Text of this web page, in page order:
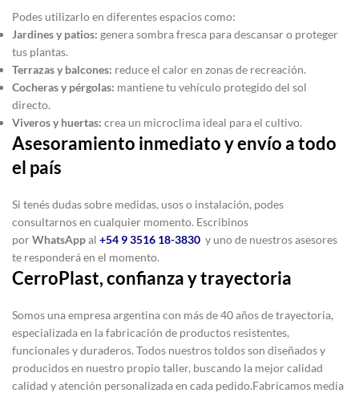
Podes utilizarlo en diferentes espacios como:
Jardines y patios: genera sombra fresca para descansar o proteger
tus plantas.
Terrazas y balcones: reduce el calor en zonas de recreación.
Cocheras y pérgolas: mantiene tu vehículo protegido del sol
directo.
Viveros y huertas: crea un microclima ideal para el cultivo.
Asesoramiento inmediato y envío a todo
el país
Si tenés dudas sobre medidas, usos o instalación, podes
consultarnos en cualquier momento. Escribinos
porWhatsAppal +54 9 3516 18-3830 y uno de nuestros asesores
te responderá en el momento.
CerroPlast, confianza y trayectoria
Somos una empresa argentina con más de 40 años de trayectoria,
especializada en la fabricación de productos resistentes,
funcionales y duraderos. Todos nuestros toldos son diseñados y
producidos en nuestro propio taller, buscando la mejor calidad
calidad y atención personalizada en cada pedido.Fabricamos media